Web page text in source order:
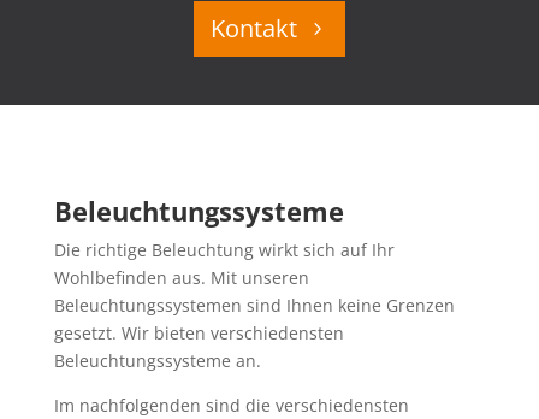
Kontakt
Beleuchtungssysteme
Die richtige Beleuchtung wirkt sich auf Ihr
Wohlbefinden aus. Mit unseren
Beleuchtungssystemen sind Ihnen keine Grenzen
gesetzt. Wir bieten verschiedensten
Beleuchtungssysteme an.
Im nachfolgenden sind die verschiedensten